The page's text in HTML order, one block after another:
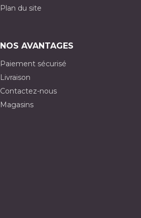
Plan du site
NOS AVANTAGES
Paiement sécurisé
Livraison
Contactez-nous
Magasins